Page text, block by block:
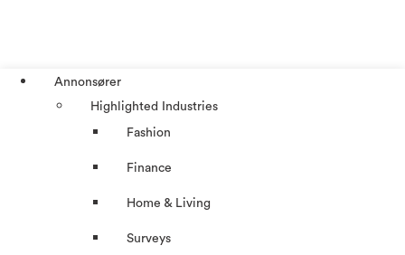
Annonsører
Highlighted Industries
Fashion
Finance
Home & Living
Surveys